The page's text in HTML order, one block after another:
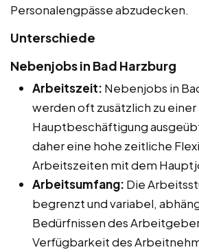
Personalengpässe abzudecken.
Unterschiede
Nebenjobs in Bad Harzburg
Arbeitszeit: Nebenjobs in
werden oft zusätzlich zu einer
Hauptbeschäftigung
daher eine hohe zeitliche
Arbeitszeiten mit dem
Arbeitsumfang: Die
begrenzt und variabel,
Bedürfnissen des
Verfügbarkeit des